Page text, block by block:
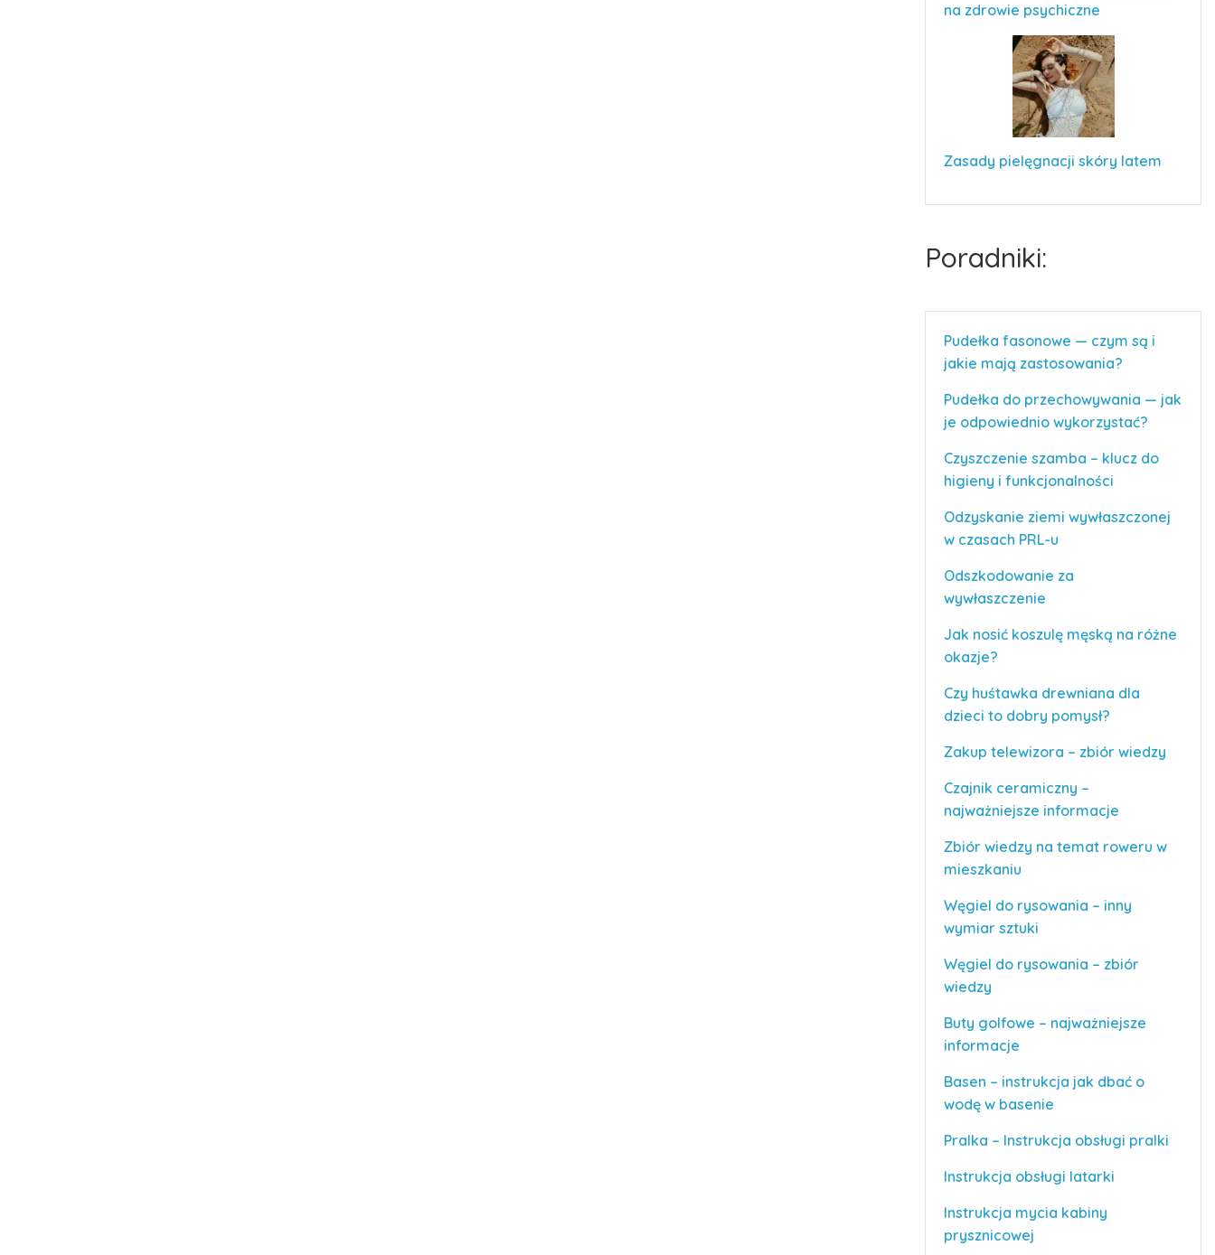
na zdrowie psychiczne
Zasady pielęgnacji skóry latem
Poradniki:
Pudełka fasonowe — czym są i
jakie mają zastosowania?
Pudełka do przechowywania — jak
je odpowiednio wykorzystać?
Czyszczenie szamba – klucz do
higieny i funkcjonalności
Odzyskanie ziemi wywłaszczonej
w czasach PRL-u
Odszkodowanie za
wywłaszczenie
Jak nosić koszulę męską na różne
okazje?
Czy huśtawka drewniana dla
dzieci to dobry pomysł?
Zakup telewizora – zbiór wiedzy
Czajnik ceramiczny –
najważniejsze informacje
Zbiór wiedzy na temat roweru w
mieszkaniu
Węgiel do rysowania – inny
wymiar sztuki
Węgiel do rysowania – zbiór
wiedzy
Buty golfowe – najważniejsze
informacje
Basen – instrukcja jak dbać o
wodę w basenie
Pralka – Instrukcja obsługi pralki
Instrukcja obsługi latarki
Instrukcja mycia kabiny
prysznicowej